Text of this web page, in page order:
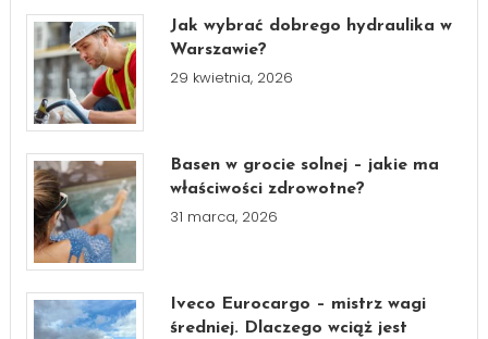
Jak wybrać dobrego hydraulika w
Warszawie?
29 kwietnia, 2026
Basen w grocie solnej – jakie ma
właściwości zdrowotne?
31 marca, 2026
Iveco Eurocargo – mistrz wagi
średniej. Dlaczego wciąż jest